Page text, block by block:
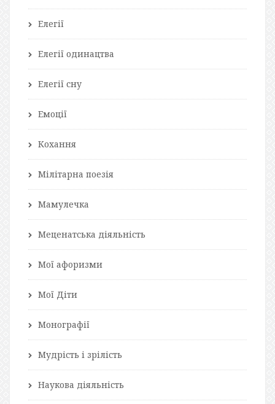
Елегії
Елегії одинацтва
Елегії сну
Емоції
Кохання
Мілітарна поезія
Мамулечка
Меценатська діяльність
Мої афоризми
Мої Діти
Монографії
Мудрість і зрілість
Наукова діяльність